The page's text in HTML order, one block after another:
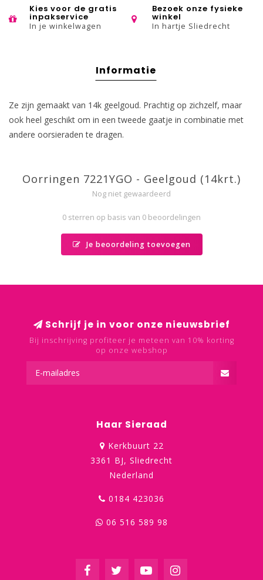
Kies voor de gratis
inpakservice
In je winkelwagen
Bezoek onze fysieke
winkel
In hartje Sliedrecht
Informatie
Ze zijn gemaakt van 14k geelgoud. Prachtig op zichzelf, maar
ook heel geschikt om in een tweede gaatje in combinatie met
andere oorsieraden te dragen.
Oorringen 7221YGO - Geelgoud (14krt.)
Nog niet gewaardeerd
0 sterren op basis van 0 beoordelingen
Je beoordeling toevoegen
Schrijf je in voor onze nieuwsbrief
Bij inschrijving profiteer je meteen van 10% korting
op onze webshop
Haar Sieraad
Kerkbuurt 22
3361 BJ, Sliedrecht
Nederland
0184 423036
06 516 589 98